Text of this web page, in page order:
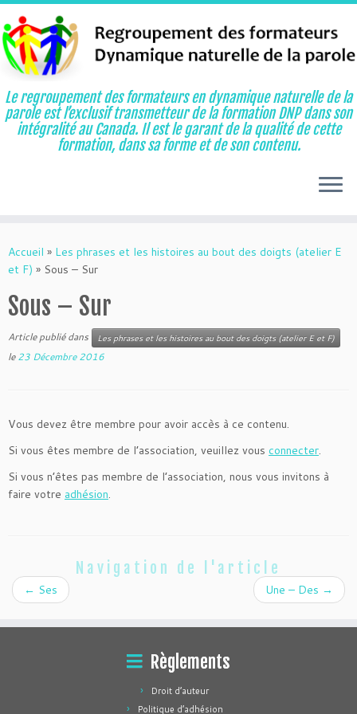
au
contenu
Le regroupement des formateurs en dynamique naturelle de la
parole est l’exclusif transmetteur de la formation DNP dans son
intégralité au Canada. Il est le garant de la qualité de cette
formation, dans sa forme et de son contenu.
Accueil » Les phrases et les histoires au bout des doigts (atelier E
et F) » Sous – Sur
Sous – Sur
Article publié dans Les phrases et les histoires au bout des doigts (atelier E et F)
le23 Décembre 2016
Vous devez être membre pour avoir accès à ce contenu.
Si vous êtes membre de l’association, veuillez vous connecter.
Si vous n’êtes pas membre de l’association, nous vous invitons à
faire votre adhésion.
Navigation de l'article
← Ses Une – Des →
Règlements
Droit d’auteur
Politique d’adhésion